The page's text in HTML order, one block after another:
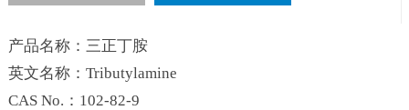
产品名称：三正丁胺
英文名称：Tributylamine
CAS No.：102-82-9